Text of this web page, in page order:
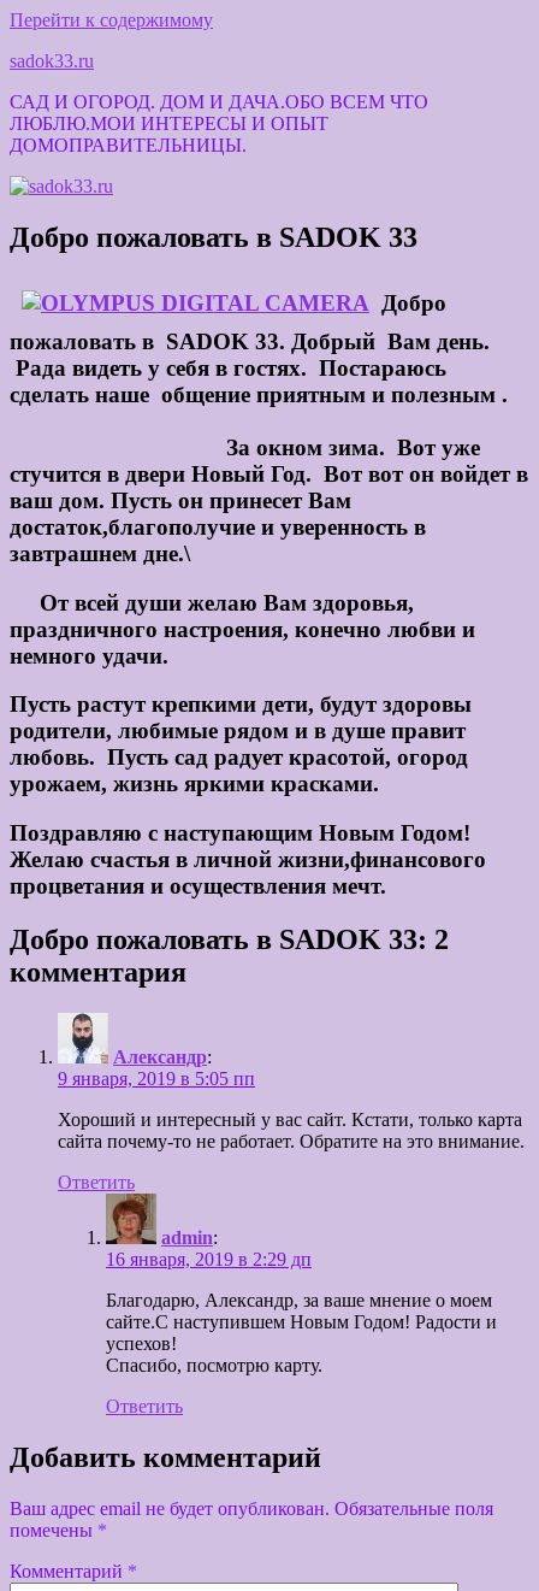
Перейти к содержимому
sadok33.ru
САД И ОГОРОД. ДОМ И ДАЧА.ОБО ВСЕМ ЧТО
ЛЮБЛЮ.МОИ ИНТЕРЕСЫ И ОПЫТ
ДОМОПРАВИТЕЛЬНИЦЫ.
Добро пожаловать в SADOK 33
Добро
пожаловать в SADOK 33. Добрый Вам день.
Рада видеть у себя в гостях. Постараюсь
сделать наше общение приятным и полезным .
За окном зима. Вот уже
стучится в двери Новый Год. Вот вот он войдет в
ваш дом. Пусть он принесет Вам
достаток,благополучие и уверенность в
завтрашнем дне.\
От всей души желаю Вам здоровья,
праздничного настроения, конечно любви и
немного удачи.
Пусть растут крепкими дети, будут здоровы
родители, любимые рядом и в душе правит
любовь. Пусть сад радует красотой, огород
урожаем, жизнь яркими красками.
Поздравляю с наступающим Новым Годом!
Желаю счастья в личной жизни,финансового
процветания и осуществления мечт.
Добро пожаловать в SADOK 33: 2
комментария
Александр:
9 января, 2019 в 5:05 пп
Хороший и интересный у вас сайт. Кстати, только карта
сайта почему-то не работает. Обратите на это внимание.
Ответить
admin:
16 января, 2019 в 2:29 дп
Благодарю, Александр, за ваше мнение о моем
сайте.С наступившем Новым Годом! Радости и
успехов!
Спасибо, посмотрю карту.
Ответить
Добавить комментарий
Ваш адрес email не будет опубликован. Обязательные поля
помечены *
Комментарий *